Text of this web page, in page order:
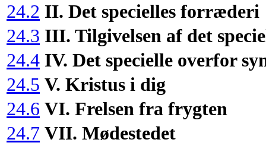
24.2 II. Det specielles forræderi
24.3 III. Tilgivelsen af det
24.4 IV. Det specielle overfor
24.5 V. Kristus i dig
24.6 VI. Frelsen fra frygten
24.7 VII. Mødestedet